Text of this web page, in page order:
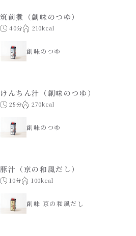
筑前煮（創味のつゆ）
40分 210kcal
創味のつゆ
けんちん汁（創味のつゆ）
25分 270kcal
創味のつゆ
豚汁（京の和風だし）
10分 100kcal
創味 京の和風だし